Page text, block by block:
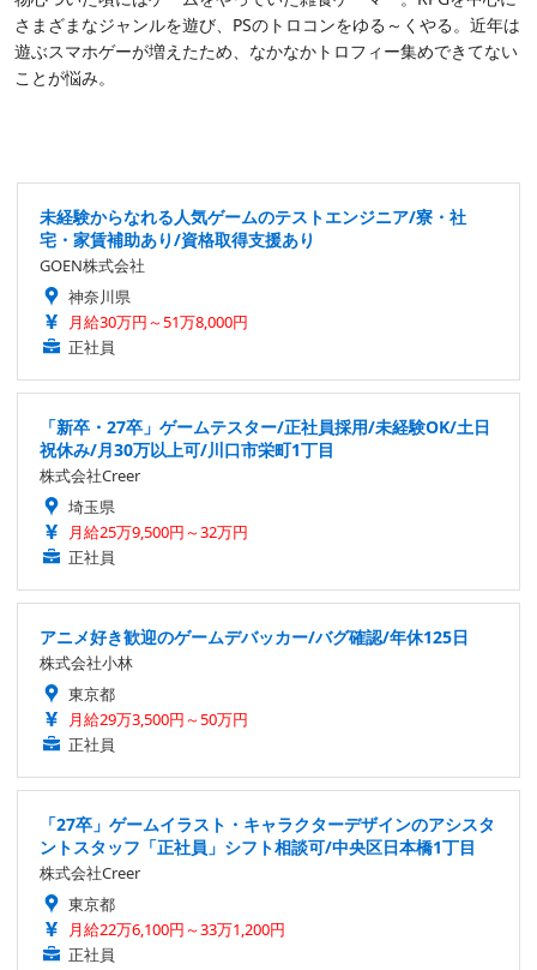
さまざまなジャンルを遊び、PSのトロコンをゆる～くやる。近年は
遊ぶスマホゲーが増えたため、なかなかトロフィー集めできてない
ことが悩み。
未経験からなれる人気ゲームのテストエンジニア/寮・社
宅・家賃補助あり/資格取得支援あり
GOEN株式会社
神奈川県
月給30万円～51万8,000円
正社員
「新卒・27卒」ゲームテスター/正社員採用/未経験OK/土日
祝休み/月30万以上可/川口市栄町1丁目
株式会社Creer
埼玉県
月給25万9,500円～32万円
正社員
アニメ好き歓迎のゲームデバッカー/バグ確認/年休125日
株式会社小林
東京都
月給29万3,500円～50万円
正社員
「27卒」ゲームイラスト・キャラクターデザインのアシスタ
ントスタッフ「正社員」シフト相談可/中央区日本橋1丁目
株式会社Creer
東京都
月給22万6,100円～33万1,200円
正社員